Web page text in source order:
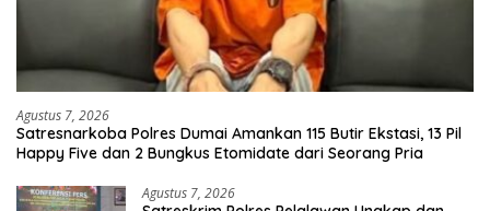
Agustus 7, 2026
Satresnarkoba Polres Dumai Amankan 115 Butir Ekstasi, 13 Pil
Happy Five dan 2 Bungkus Etomidate dari Seorang Pria
Agustus 7, 2026